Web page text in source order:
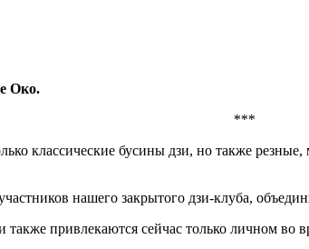
Око.
***
классические бусины дзи, но также
нашего закрытого дзи-клуба,
также привлекаются сейчас только личном